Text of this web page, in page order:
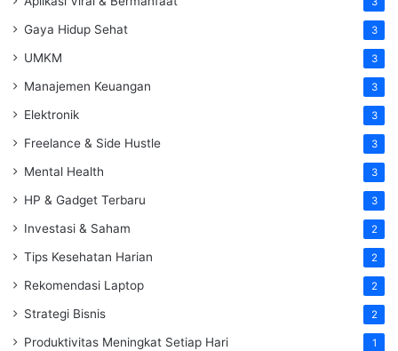
Gaya Hidup Sehat 3
UMKM 3
Manajemen Keuangan 3
Elektronik 3
Freelance & Side Hustle 3
Mental Health 3
HP & Gadget Terbaru 3
Investasi & Saham 2
Tips Kesehatan Harian 2
Rekomendasi Laptop 2
Strategi Bisnis 2
Produktivitas Meningkat Setiap Hari 1